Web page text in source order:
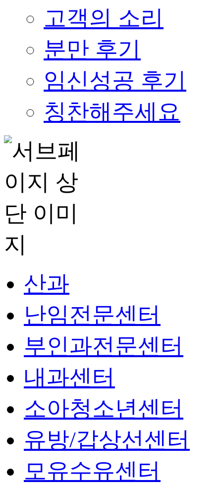
고객의 소리
분만 후기
임신성공 후기
칭찬해주세요
산과
난임전문센터
부인과전문센터
내과센터
소아청소년센터
유방/갑상선센터
모유수유센터